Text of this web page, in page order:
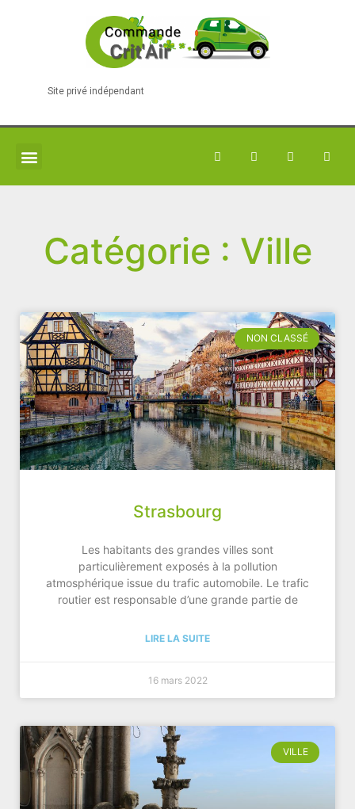
Site privé indépendant
Catégorie : Ville
NON CLASSÉ
Strasbourg
Les habitants des grandes villes sont
particulièrement exposés à la pollution
atmosphérique issue du trafic automobile. Le trafic
routier est responsable d’une grande partie de
LIRE LA SUITE
16 mars 2022
VILLE